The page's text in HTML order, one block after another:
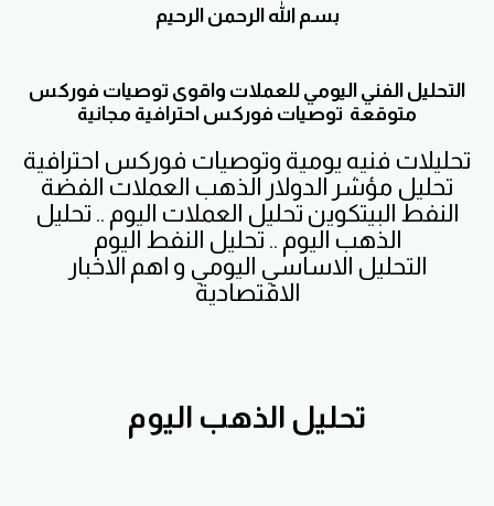
بسم الله الرحمن الرحيم
التحليل الفني اليومي للعملات واقوى توصيات فوركس
متوقعة توصيات فوركس احترافية مجانية
تحليلات فنيه يومية وتوصيات فوركس احترافية
تحليل مؤشر الدولار الذهب العملات الفضة
النفط البيتكوين تحليل العملات اليوم .. تحليل
الذهب اليوم .. تحليل النفط اليوم
التحليل الاساسي اليومي و اهم الاخبار
الاقتصادية